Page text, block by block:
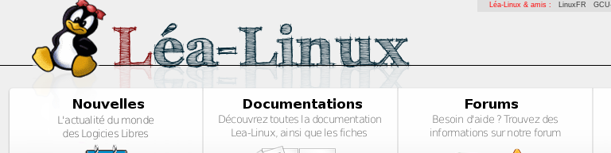
Léa-Linux & amis : LinuxFR